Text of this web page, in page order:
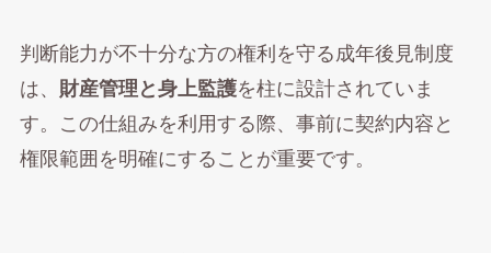
判断能力が不十分な方の権利を守る成年後見制度
は、 財産管理と身上監護を柱に設計されていま
す。この仕組みを利用する際、事前に契約内容と
権限範囲を明確にすることが重要です。